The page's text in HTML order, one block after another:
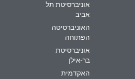
אוניברסיטת תל
אביב
האוניברסיטה
הפתוחה
אוניברסיטת
בר-אילן
האקדמית